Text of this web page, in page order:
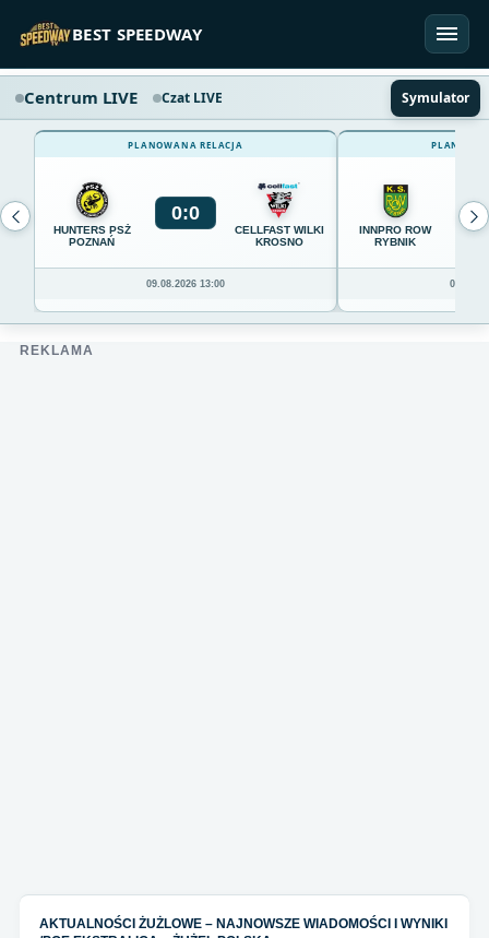
BEST SPEEDWAY
Centrum LIVE Czat LIVE Symulator
PLANOWANA RELACJA
HUNTERS PSŻ
POZNAŃ
0:0
CELLFAST WILKI
KROSNO
09.08.2026 13:00
INNPRO ROW
RYBNIK
0
REKLAMA
AKTUALNOŚCI ŻUŻLOWE – NAJNOWSZE WIADOMOŚCI I WYNIKI